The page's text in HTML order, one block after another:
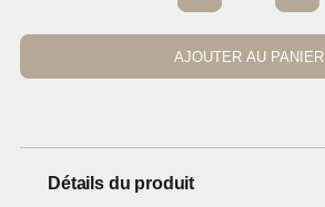
Déco
murale
poisson
AJOUTER AU PANIER
Détails du produit